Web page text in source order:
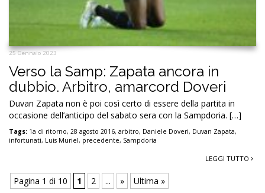
25 Gennaio 2023
Verso la Samp: Zapata ancora in
dubbio. Arbitro, amarcord Doveri
Duvan Zapata non è poi così certo di essere della partita in
occasione dell’anticipo del sabato sera con la Sampdoria. […]
Tags: 1a di ritorno, 28 agosto 2016, arbitro, Daniele Doveri, Duvan Zapata,
infortunati, Luis Muriel, precedente, Sampdoria
LEGGI TUTTO
Pagina 1 di 10 1 2 ... » Ultima »